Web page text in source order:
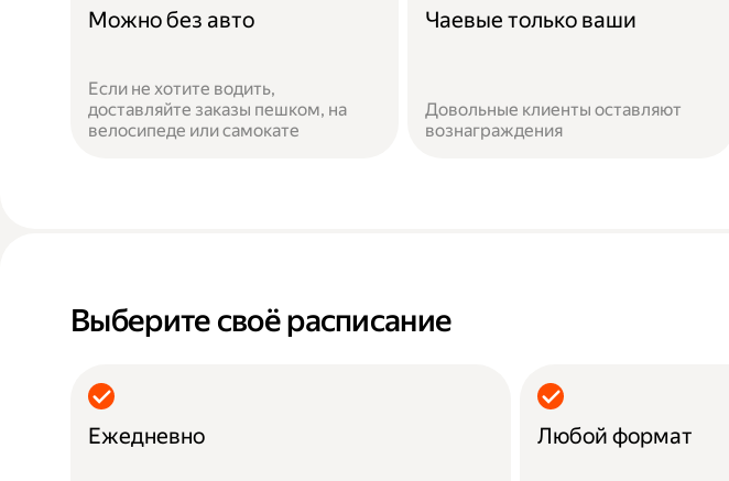
Можно без авто
Если не хотите водить,
доставляйте заказы пешком, на
велосипеде или самокате
Чаевые только ваши
Довольные клиенты оставляют
вознаграждения
Выберите своё расписание
Ежедневно Любой формат